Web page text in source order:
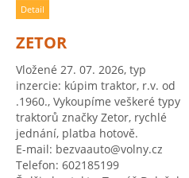
Detail
ZETOR
Vložené 27. 07. 2026, typ
inzercie: kúpim traktor, r.v. od
.1960., Vykoupíme veškeré typy
traktorů značky Zetor, rychlé
jednání, platba hotově.
E-mail: bezvaauto@volny.cz
Telefon: 602185199